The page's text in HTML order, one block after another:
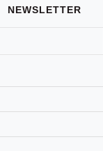
NEWSLETTER